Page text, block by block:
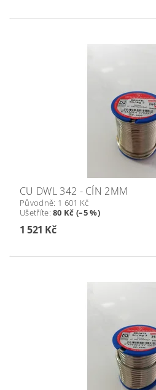
CU DWL 342 - CÍN 2MM
Původně: 1 601 Kč
Ušetříte:80 Kč (–5 %)
1 521 Kč